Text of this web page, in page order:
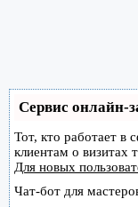
Сервис онлайн-
Тот, кто работает в
клиентам о
Для новых
Чат-бот для